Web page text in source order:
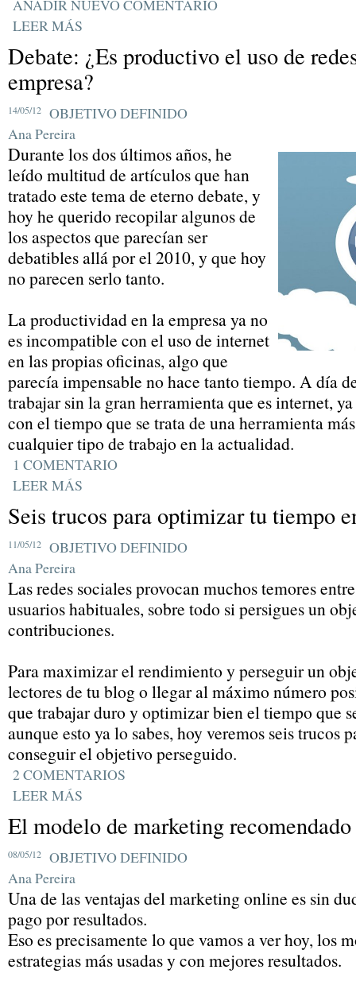
AÑADIR NUEVO COMENTARIO
LEER MÁS
Debate: ¿Es productivo el uso de
empresa?
14/05/12
OBJETIVO DEFINIDO
Ana Pereira
Durante los dos últimos años, he
leído multitud de artículos que han
tratado este tema de eterno debate, y
hoy he querido recopilar algunos de
los aspectos que parecían ser
debatibles allá por el 2010, y que hoy
no parecen serlo tanto.
La productividad en la empresa ya no
es incompatible con el uso de internet
en las propias oficinas, algo que
parecía impensable no hace tanto tiempo. A día
trabajar sin la gran herramienta que es internet,
con el tiempo que se trata de una herramienta
cualquier tipo de trabajo en la actualidad.
1 COMENTARIO
LEER MÁS
Seis trucos para optimizar tu tiempo
11/05/12
OBJETIVO DEFINIDO
Ana Pereira
Las redes sociales provocan muchos temores
usuarios habituales, sobre todo si persigues un
contribuciones.
Para maximizar el rendimiento y perseguir un
lectores de tu blog o llegar al máximo número
que trabajar duro y optimizar bien el tiempo que
aunque esto ya lo sabes, hoy veremos seis trucos
conseguir el objetivo perseguido.
2 COMENTARIOS
LEER MÁS
El modelo de marketing
08/05/12
OBJETIVO DEFINIDO
Ana Pereira
Una de las ventajas del marketing online es sin
pago por resultados.
Eso es precisamente lo que vamos a ver hoy, los
estrategias más usadas y con mejores resultados.